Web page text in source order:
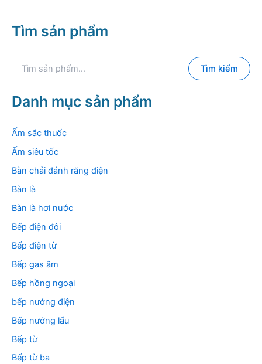
Tìm sản phẩm
k
i
m
Tìm kiếm
Danh mục sản phẩm
Ấm sắc thuốc
Ấm siêu tốc
Bàn chải đánh răng điện
Bàn là
Bàn là hơi nước
Bếp điện đôi
Bếp điện từ
Bếp gas âm
Bếp hồng ngoại
bếp nướng điện
Bếp nướng lẩu
Bếp từ
Bếp từ ba